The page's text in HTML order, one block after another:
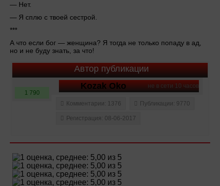
— Нет.
— Я сплю с твоей сестрой.
***
А что если бог — женщина? Я тогда не только попаду в ад,
но и не буду знать, за что!
Автор публикации
не в сети 10 часов
Kozak Oko
1 790
Комментарии: 1376
Публикации: 9770
Регистрация: 08-06-2017